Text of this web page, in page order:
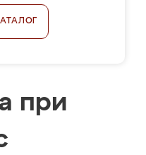
при